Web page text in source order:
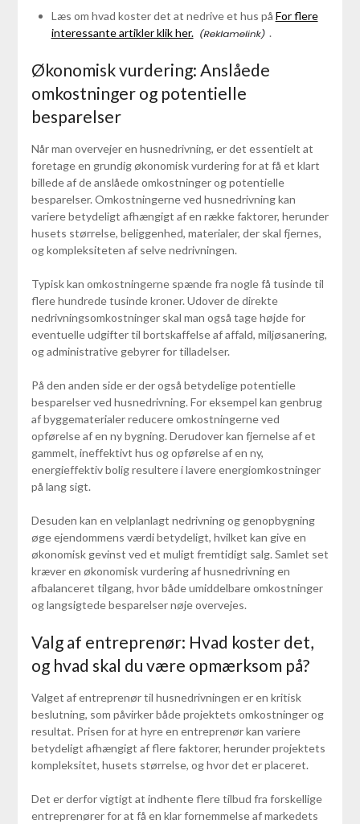
Læs om hvad koster det at nedrive et hus på For flere
interessante artikler klik her.
.
Økonomisk vurdering: Anslåede
omkostninger og potentielle
besparelser
Når man overvejer en husnedrivning, er det essentielt at
foretage en grundig økonomisk vurdering for at få et klart
billede af de anslåede omkostninger og potentielle
besparelser. Omkostningerne ved husnedrivning kan
variere betydeligt afhængigt af en række faktorer, herunder
husets størrelse, beliggenhed, materialer, der skal fjernes,
og kompleksiteten af selve nedrivningen.
Typisk kan omkostningerne spænde fra nogle få tusinde til
flere hundrede tusinde kroner. Udover de direkte
nedrivningsomkostninger skal man også tage højde for
eventuelle udgifter til bortskaffelse af affald, miljøsanering,
og administrative gebyrer for tilladelser.
På den anden side er der også betydelige potentielle
besparelser ved husnedrivning. For eksempel kan genbrug
af byggematerialer reducere omkostningerne ved
opførelse af en ny bygning. Derudover kan fjernelse af et
gammelt, ineffektivt hus og opførelse af en ny,
energieffektiv bolig resultere i lavere energiomkostninger
på lang sigt.
Desuden kan en velplanlagt nedrivning og genopbygning
øge ejendommens værdi betydeligt, hvilket kan give en
økonomisk gevinst ved et muligt fremtidigt salg. Samlet set
kræver en økonomisk vurdering af husnedrivning en
afbalanceret tilgang, hvor både umiddelbare omkostninger
og langsigtede besparelser nøje overvejes.
Valg af entreprenør: Hvad koster det,
og hvad skal du være opmærksom på?
Valget af entreprenør til husnedrivningen er en kritisk
beslutning, som påvirker både projektets omkostninger og
resultat. Prisen for at hyre en entreprenør kan variere
betydeligt afhængigt af flere faktorer, herunder projektets
kompleksitet, husets størrelse, og hvor det er placeret.
Det er derfor vigtigt at indhente flere tilbud fra forskellige
entreprenører for at få en klar fornemmelse af markedets